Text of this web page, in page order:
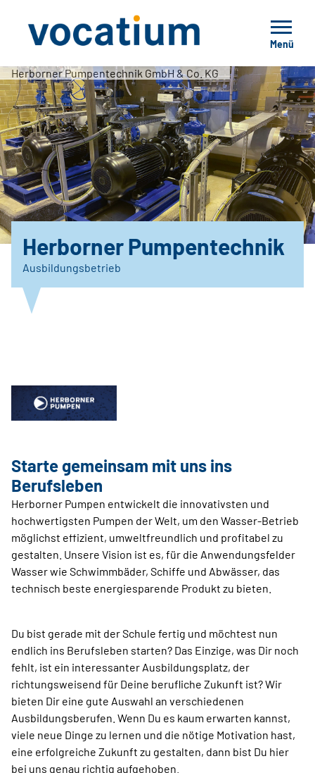
Menü
Herborner Pumpentechnik GmbH & Co. KG
Herborner Pumpentechnik
Ausbildungsbetrieb
Starte gemeinsam mit uns ins
Berufsleben
Herborner Pumpen entwickelt die innovativsten und
hochwertigsten Pumpen der Welt, um den Wasser-Betrieb
möglichst effizient, umweltfreundlich und profitabel zu
gestalten. Unsere Vision ist es, für die Anwendungsfelder
Wasser wie Schwimmbäder, Schiffe und Abwässer, das
technisch beste energiesparende Produkt zu bieten.
Du bist gerade mit der Schule fertig und möchtest nun
endlich ins Berufsleben starten? Das Einzige, was Dir noch
fehlt, ist ein interessanter Ausbildungsplatz, der
richtungsweisend für Deine berufliche Zukunft ist? Wir
bieten Dir eine gute Auswahl an verschiedenen
Ausbildungsberufen. Wenn Du es kaum erwarten kannst,
viele neue Dinge zu lernen und die nötige Motivation hast,
eine erfolgreiche Zukunft zu gestalten, dann bist Du hier
bei uns genau richtig aufgehoben.